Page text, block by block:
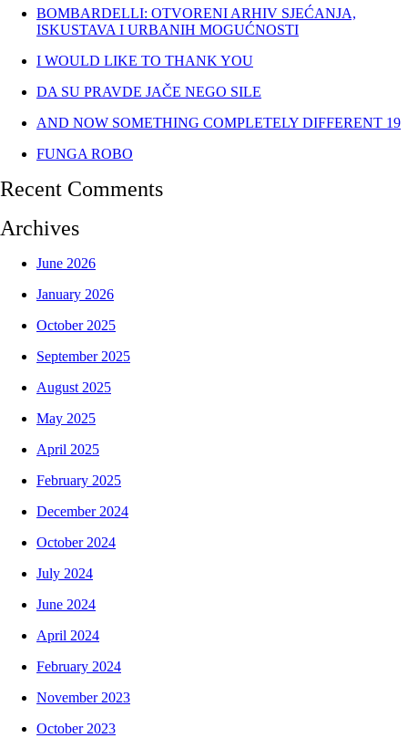
BOMBARDELLI: OTVORENI ARHIV SJEĆANJA,
ISKUSTAVA I URBANIH MOGUĆNOSTI
I WOULD LIKE TO THANK YOU
DA SU PRAVDE JAČE NEGO SILE
AND NOW SOMETHING COMPLETELY DIFFERENT 19
FUNGA ROBO
Recent Comments
Archives
June 2026
January 2026
October 2025
September 2025
August 2025
May 2025
April 2025
February 2025
December 2024
October 2024
July 2024
June 2024
April 2024
February 2024
November 2023
October 2023